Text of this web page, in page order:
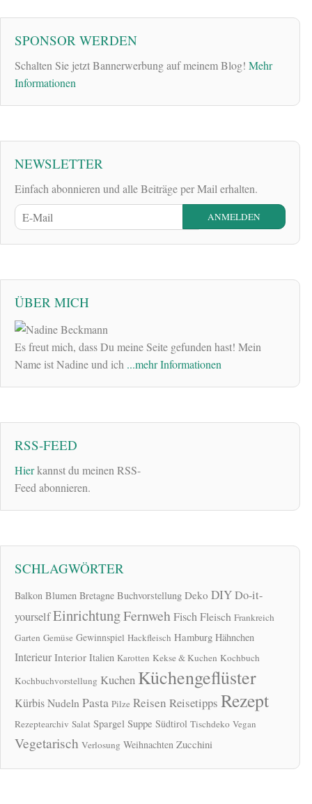
SPONSOR WERDEN
Schalten Sie jetzt Bannerwerbung auf meinem Blog! Mehr
Informationen
NEWSLETTER
Einfach abonnieren und alle Beiträge per Mail erhalten.
ÜBER MICH
Es freut mich, dass Du meine Seite gefunden hast! Mein
Name ist Nadine und ich ...mehr Informationen
RSS-FEED
Hierkannst du meinen RSS-
Feed abonnieren.
SCHLAGWÖRTER
Balkon Blumen Bretagne Buchvorstellung Deko DIYDo-it-
yourselfEinrichtungFernwehFischFleisch Frankreich
Garten Gemüse Gewinnspiel Hackfleisch Hamburg Hähnchen
Interieur Interior Italien Karotten Kekse & Kuchen Kochbuch
Kochbuchvorstellung Kuchen Küchengeflüster
KürbisNudeln Pasta Pilze Reisen Reisetipps Rezept
Rezeptearchiv Salat Spargel Suppe Südtirol Tischdeko Vegan
Vegetarisch Verlosung Weihnachten Zucchini